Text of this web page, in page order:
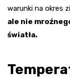
warunki na okres
ale nie
światła.